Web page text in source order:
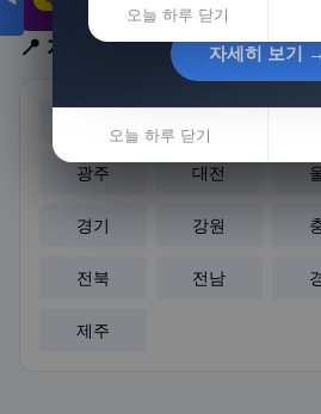
📍 지역 선택
광주 대전
경기 강원
전북 전남
제주
오늘 하루 닫기
자세히 보기 →
오늘 하루 닫기
자세히 보기 →
오늘 하루 닫기